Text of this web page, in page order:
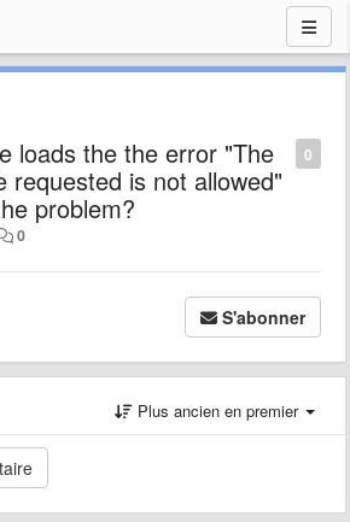
0
loads the the error "The
requested is not allowed"
problem?
0
S'abonner
Plus ancien en premier